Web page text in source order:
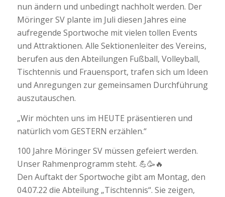
nun ändern und unbedingt nachholt werden. Der
Möringer SV plante im Juli diesen Jahres eine
aufregende Sportwoche mit vielen tollen Events
und Attraktionen. Alle Sektionenleiter des Vereins,
berufen aus den Abteilungen Fußball, Volleyball,
Tischtennis und Frauensport, trafen sich um Ideen
und Anregungen zur gemeinsamen Durchführung
auszutauschen.
„Wir möchten uns im HEUTE präsentieren und
natürlich vom GESTERN erzählen.“
100 Jahre Möringer SV müssen gefeiert werden.
Unser Rahmenprogramm steht. 💪🥳🔥
Den Auftakt der Sportwoche gibt am Montag, den
04.07.22 die Abteilung „Tischtennis“. Sie zeigen,